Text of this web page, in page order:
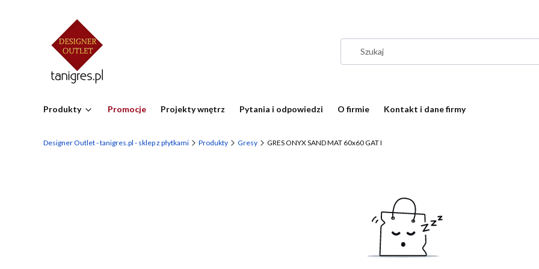
Produkty Promocje Projekty wnętrz Pytania i odpowiedzi O firmie Kontakt i dane firmy
Designer Outlet - tanigres.pl - sklep z płytkami Produkty Gresy GRES ONYX SAND MAT 60x60 GAT I